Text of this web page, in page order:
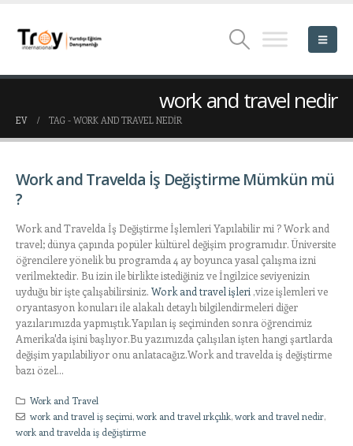
work and travel nedir
EV TAG - WORK AND TRAVEL NEDIR
Work and Travelda İş Değiştirme Mümkün mü
?
Work and Travelda İş Değiştirme İşlemleri Yapılabilir mi ? Work and
travel; dünya çapında popüler kültürel değişim programıdır. Üniversite
öğrencilere yönelik bu programda 4 ay boyunca yasal çalışma izni
verilmektedir. Bu izin ile birlikte istediğiniz ve İngilzice seviyenizin
uyduğu bir işte çalışabilirsiniz. Work and travel işleri ,vize işlemleri ve
oryantasyon konuları ile alakalı detaylı bilgilendirmeleri diğer
yazılarımızda yapmıştık.Yapılan iş seçiminden sonra öğrencimiz
Amerika'da işini başlıyor.Bu yazımızda çalışılan işten hangi şartlarda
değişim yapılabiliyor onu anlatacağız.Work and travelda iş değiştirme
bazı özel...
Work and Travel
work and travel iş seçimi,work and travel ırkçılık,work and travel nedir,
work and travelda iş değiştirme